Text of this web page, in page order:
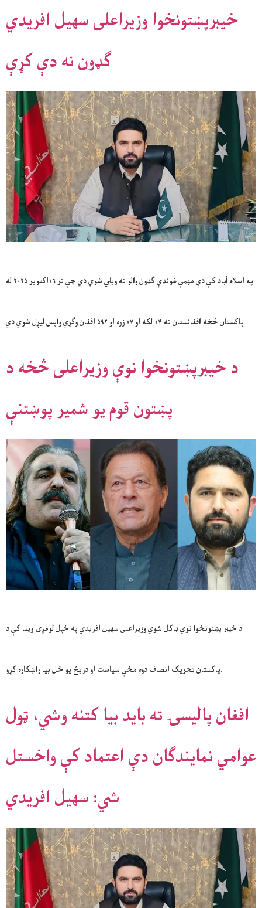
خیبرپښتونخوا وزیراعلی سهیل افریدي
ګډون نه دې کړې
په اسلام آباد کې دې مهمې غونډې ګډون والو ته ویلي شوي دي چې تر ۱۶اکتوبر ۲۰۲۵ له
پاکستان څخه افغانستان ته ۱۴ لکه او ۷۷ زره او ۵۹۲ افغان وګړي واپس لیږل شوي دي
د خیبرپښتونخوا نوې وزیراعلی څخه د
پښتون قوم یو شمیر پوښتنې
د خیبر پښتونخوا نوي ټاکل شوي وزیراعلی سهیل افریدي په خپل لومړۍ وینا کې د
پاکستان تحریک انصاف دوه مخې سیاست او دریځ یو ځل بیا راښکاره کړو.
افغان پالیسۍ ته باید بیا کتنه وشي، ټول
عوامي نمایندګان دې اعتماد کې واخستل
شي: سهیل افریدي